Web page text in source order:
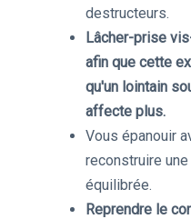
destructeurs.
Lâcher-prise
afin que cette
qu'un lointain
affecte plus.
​Vous épanouir
reconstruire
équilibrée.
Reprendre le